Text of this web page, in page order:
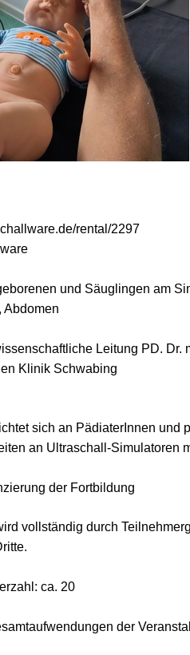
rental/2297
und Säuglingen am
Abdomen
Leitung PD. Dr.
Klinik Schwabing
sich an PädiaterInnen und
an Ultraschall-Simulatoren
der Fortbildung
vollständig durch
ca. 20
der